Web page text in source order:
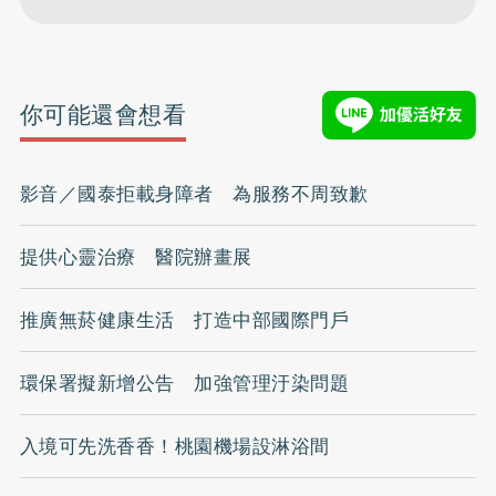
你可能還會想看
影音／國泰拒載身障者 為服務不周致歉
提供心靈治療 醫院辦畫展
推廣無菸健康生活 打造中部國際門戶
環保署擬新增公告 加強管理汙染問題
入境可先洗香香！桃園機場設淋浴間